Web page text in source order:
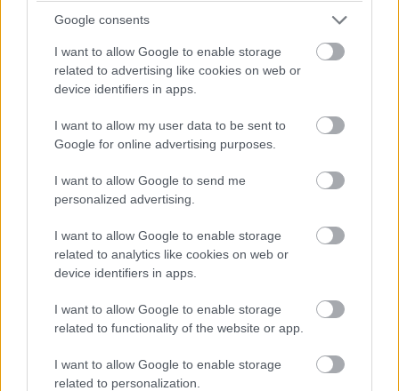
Google consents
I want to allow Google to enable storage
related to advertising like cookies on web or
device identifiers in apps.
I want to allow my user data to be sent to
Google for online advertising purposes.
I want to allow Google to send me
personalized advertising.
I want to allow Google to enable storage
related to analytics like cookies on web or
device identifiers in apps.
I want to allow Google to enable storage
related to functionality of the website or app.
I want to allow Google to enable storage
related to personalization.